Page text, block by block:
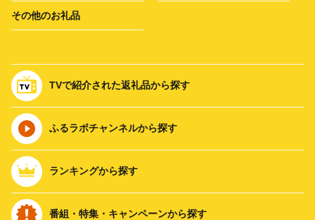
その他のお礼品
TVで紹介された返礼品から探す
ふるラボチャンネルから探す
ランキングから探す
番組・特集・キャンペーンから探す